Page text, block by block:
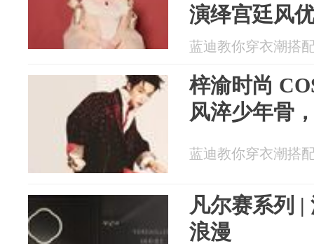
演绎宫廷风
蓝迪教你穿衣潮搭
梓渝时尚
风淬少年骨
蓝迪教你穿衣潮搭
凡尔赛系列 |
浪漫